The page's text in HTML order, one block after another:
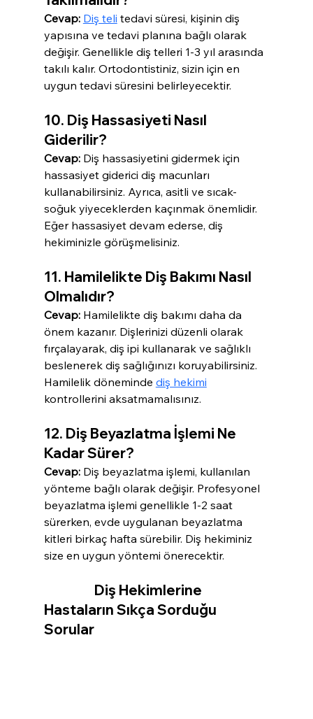
Cevap: Diş teli tedavi süresi, kişinin diş
yapısına ve tedavi planına bağlı olarak
değişir. Genellikle diş telleri 1-3 yıl arasında
takılı kalır. Ortodontistiniz, sizin için en
uygun tedavi süresini belirleyecektir.
10. Diş Hassasiyeti Nasıl
Giderilir?
Cevap: Diş hassasiyetini gidermek için
hassasiyet giderici diş macunları
kullanabilirsiniz. Ayrıca, asitli ve sıcak-
soğuk yiyeceklerden kaçınmak önemlidir.
Eğer hassasiyet devam ederse, diş
hekiminizle görüşmelisiniz.
11. Hamilelikte Diş Bakımı Nasıl
Olmalıdır?
Cevap: Hamilelikte diş bakımı daha da
önem kazanır. Dişlerinizi düzenli olarak
fırçalayarak, diş ipi kullanarak ve sağlıklı
beslenerek diş sağlığınızı koruyabilirsiniz.
Hamilelik döneminde diş hekimi
kontrollerini aksatmamalısınız.
12. Diş Beyazlatma İşlemi Ne
Kadar Sürer?
Cevap: Diş beyazlatma işlemi, kullanılan
yönteme bağlı olarak değişir. Profesyonel
beyazlatma işlemi genellikle 1-2 saat
sürerken, evde uygulanan beyazlatma
kitleri birkaç hafta sürebilir. Diş hekiminiz
size en uygun yöntemi önerecektir.
Hastaların Sıkça Sorduğu
Sorular